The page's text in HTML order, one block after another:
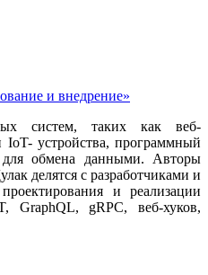
и внедрение»
систем, таких как веб-
устройства, программный
обмена данными. Авторы
делятся с разработчиками и
и реализации
GraphQL, gRPC, веб-хуков,